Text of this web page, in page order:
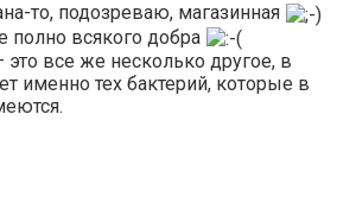
то, подозреваю, магазинная
полно всякого добра
это все же несколько другое, в
именно тех бактерий, которые в